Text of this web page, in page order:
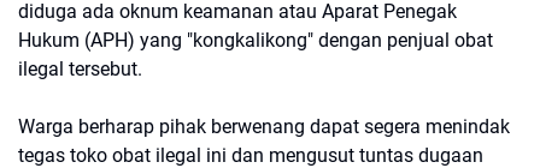
diduga ada oknum keamanan atau Aparat Penegak
Hukum (APH) yang "kongkalikong" dengan penjual obat
ilegal tersebut.
​Warga berharap pihak berwenang dapat segera menindak
tegas toko obat ilegal ini dan mengusut tuntas dugaan